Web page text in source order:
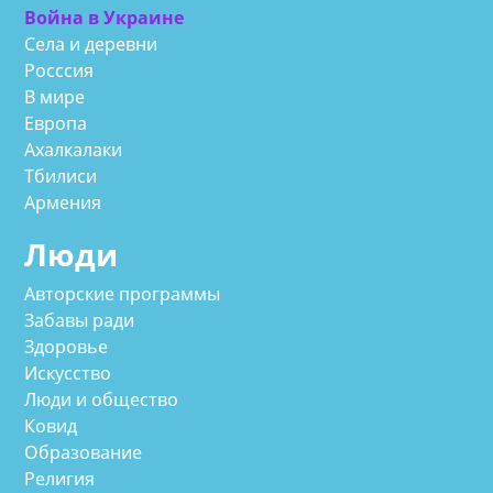
Война в Украине
Села и деревни
Росссия
В мире
Европа
Ахалкалаки
Тбилиси
Армения
Люди
Авторские программы
Забавы ради
Здоровье
Искусство
Люди и общество
Ковид
Образование
Религия